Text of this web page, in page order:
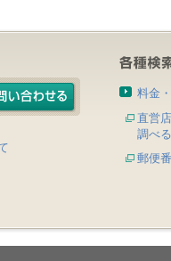
料金
直営
調べる
郵便